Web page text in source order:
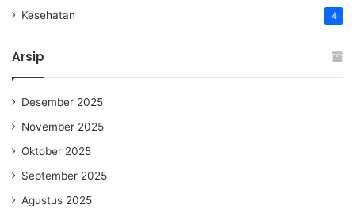
Kesehatan 4
Arsip
Desember 2025
November 2025
Oktober 2025
September 2025
Agustus 2025